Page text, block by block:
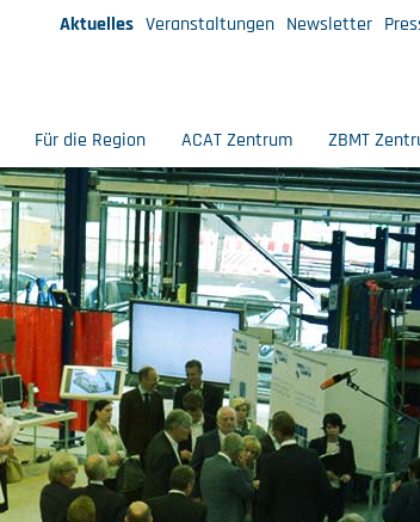
Aktuelles Veranstaltungen Newsletter
Für die Region ACAT Zentrum ZBMT